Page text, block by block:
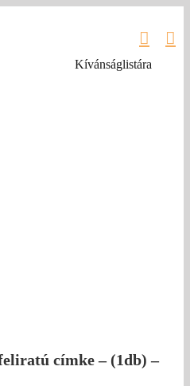
címke – (1db) –
Kívánságlistára